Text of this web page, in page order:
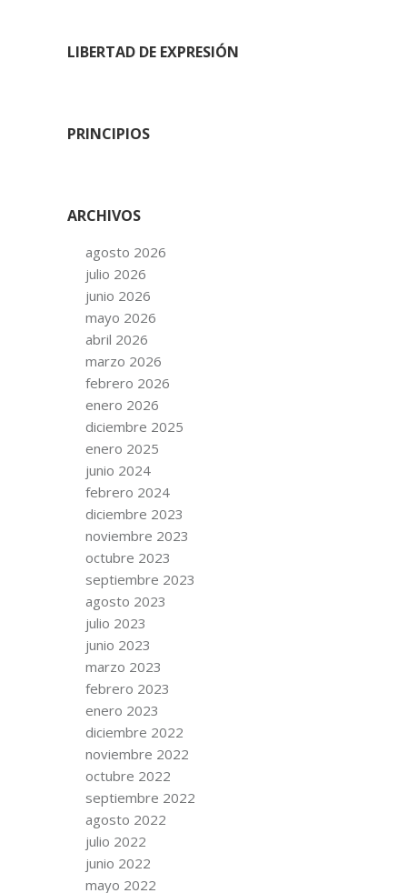
LIBERTAD DE EXPRESIÓN
PRINCIPIOS
ARCHIVOS
agosto 2026
julio 2026
junio 2026
mayo 2026
abril 2026
marzo 2026
febrero 2026
enero 2026
diciembre 2025
enero 2025
junio 2024
febrero 2024
diciembre 2023
noviembre 2023
octubre 2023
septiembre 2023
agosto 2023
julio 2023
junio 2023
marzo 2023
febrero 2023
enero 2023
diciembre 2022
noviembre 2022
octubre 2022
septiembre 2022
agosto 2022
julio 2022
junio 2022
mayo 2022